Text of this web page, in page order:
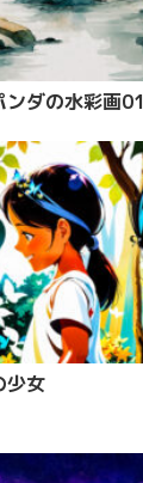
ンダの水彩画01
少女